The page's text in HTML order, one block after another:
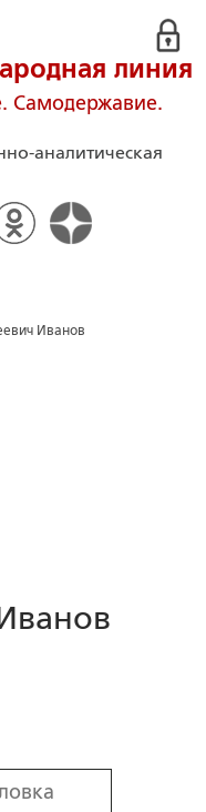
линия
Самодержавие.
аналитическая
Иванов